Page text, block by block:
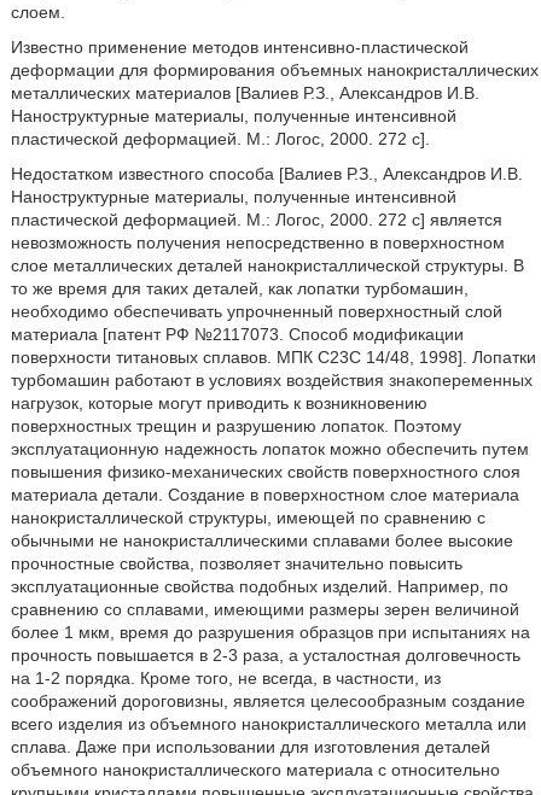
слоем.
Известно применение методов интенсивно-пластической
деформации для формирования объемных нанокристаллических
металлических материалов [Валиев Р.З., Александров И.В.
Наноструктурные материалы, полученные интенсивной
пластической деформацией. М.: Логос, 2000. 272 с].
Недостатком известного способа [Валиев Р.З., Александров И.В.
Наноструктурные материалы, полученные интенсивной
пластической деформацией. М.: Логос, 2000. 272 с] является
невозможность получения непосредственно в поверхностном
слое металлических деталей нанокристаллической структуры. В
то же время для таких деталей, как лопатки турбомашин,
необходимо обеспечивать упрочненный поверхностный слой
материала [патент РФ №2117073. Способ модификации
поверхности титановых сплавов. МПК С23С 14/48, 1998]. Лопатки
турбомашин работают в условиях воздействия знакопеременных
нагрузок, которые могут приводить к возникновению
поверхностных трещин и разрушению лопаток. Поэтому
эксплуатационную надежность лопаток можно обеспечить путем
повышения физико-механических свойств поверхностного слоя
материала детали. Создание в поверхностном слое материала
нанокристаллической структуры, имеющей по сравнению с
обычными не нанокристаллическими сплавами более высокие
прочностные свойства, позволяет значительно повысить
эксплуатационные свойства подобных изделий. Например, по
сравнению со сплавами, имеющими размеры зерен величиной
более 1 мкм, время до разрушения образцов при испытаниях на
прочность повышается в 2-3 раза, а усталостная долговечность
на 1-2 порядка. Кроме того, не всегда, в частности, из
соображений дороговизны, является целесообразным создание
всего изделия из объемного нанокристаллического металла или
сплава. Даже при использовании для изготовления деталей
объемного нанокристаллического материала с относительно